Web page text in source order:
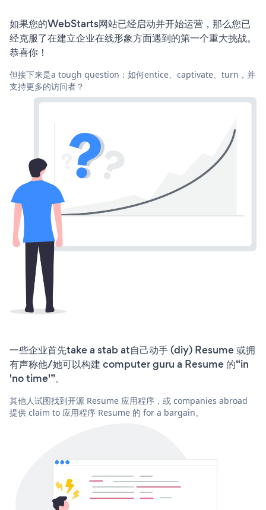
如果您的WebStarts网站已经启动并开始运营，那么您已
经克服了在建立企业在线形象方面遇到的第一个重大挑战。
恭喜你！
但接下来是a tough question：如何entice、captivate、turn，并
支持更多的访问者？
一些企业首先take a stab at自己动手 (diy) Resume 或拥
有声称他/她可以构建 computer guru a Resume 的“in
'no time'”。
其他人试图找到开源 Resume 应用程序，或 companies abroad
提供 claim to 应用程序 Resume 的 for a bargain。